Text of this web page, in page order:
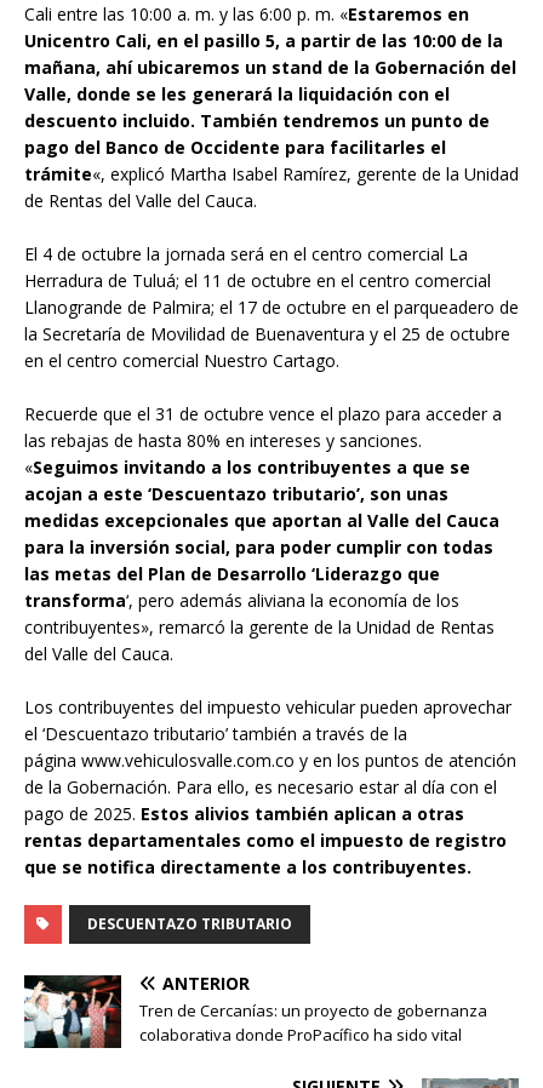
Cali entre las 10:00 a. m. y las 6:00 p. m. «Estaremos en
Unicentro Cali, en el pasillo 5, a partir de las 10:00 de la
mañana, ahí ubicaremos un stand de la Gobernación del
Valle, donde se les generará la liquidación con el
descuento incluido. También tendremos un punto de
pago del Banco de Occidente para facilitarles el
trámite«, explicó Martha Isabel Ramírez, gerente de la Unidad
de Rentas del Valle del Cauca.
El 4 de octubre la jornada será en el centro comercial La
Herradura de Tuluá; el 11 de octubre en el centro comercial
Llanogrande de Palmira; el 17 de octubre en el parqueadero de
la Secretaría de Movilidad de Buenaventura y el 25 de octubre
en el centro comercial Nuestro Cartago.
Recuerde que el 31 de octubre vence el plazo para acceder a
las rebajas de hasta 80% en intereses y sanciones.
«Seguimos invitando a los contribuyentes a que se
acojan a este ‘Descuentazo tributario’, son unas
medidas excepcionales que aportan al Valle del Cauca
para la inversión social, para poder cumplir con todas
las metas del Plan de Desarrollo ‘Liderazgo que
transforma‘, pero además aliviana la economía de los
contribuyentes», remarcó la gerente de la Unidad de Rentas
del Valle del Cauca.
Los contribuyentes del impuesto vehicular pueden aprovechar
el ‘Descuentazo tributario’ también a través de la
página www.vehiculosvalle.com.co y en los puntos de atención
de la Gobernación. Para ello, es necesario estar al día con el
pago de 2025. Estos alivios también aplican a otras
rentas departamentales como el impuesto de registro
que se notifica directamente a los contribuyentes.
DESCUENTAZO TRIBUTARIO
ANTERIOR
Tren de Cercanías: un proyecto de gobernanza
colaborativa donde ProPacífico ha sido vital